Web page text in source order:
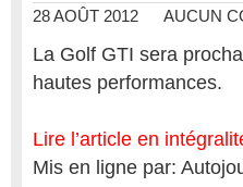
28 AOÛT 2012 AUCUN
La Golf GTI sera
hautes performances.
Lire l’article en
Mis en ligne par: